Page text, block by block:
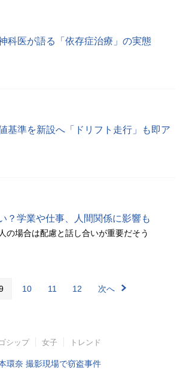
科医が語る「依存症治療」の実態
基準を新設へ「ドリフト走行」も即ア
？学業や仕事、人間関係に影響も
の場合は配慮と話し合いが重要だそう
10 11 12 次へ
ゴシップ 女子 トレンド
環奈 撮影現場で窃盗事件